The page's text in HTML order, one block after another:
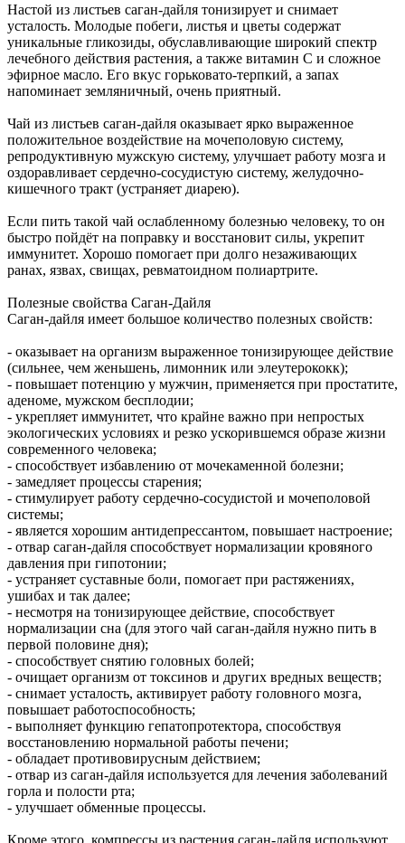
Настой из листьев саган-дайля тонизирует и снимает
усталость. Молодые побеги, листья и цветы содержат
уникальные гликозиды, обуславливающие широкий спектр
лечебного действия растения, а также витамин С и сложное
эфирное масло. Его вкус горьковато-терпкий, а запах
напоминает земляничный, очень приятный.
Чай из листьев саган-дайля оказывает ярко выраженное
положительное воздействие на мочеполовую систему,
репродуктивную мужскую систему, улучшает работу мозга и
оздоравливает сердечно-сосудистую систему, желудочно-
кишечного тракт (устраняет диарею).
Если пить такой чай ослабленному болезнью человеку, то он
быстро пойдёт на поправку и восстановит силы, укрепит
иммунитет. Хорошо помогает при долго незаживающих
ранах, язвах, свищах, ревматоидном полиартрите.
Полезные свойства Саган-Дайля
Саган-дайля имеет большое количество полезных свойств:
- оказывает на организм выраженное тонизирующее действие
(сильнее, чем женьшень, лимонник или элеутерококк);
- повышает потенцию у мужчин, применяется при простатите,
аденоме, мужском бесплодии;
- укрепляет иммунитет, что крайне важно при непростых
экологических условиях и резко ускорившемся образе жизни
современного человека;
- способствует избавлению от мочекаменной болезни;
- замедляет процессы старения;
- стимулирует работу сердечно-сосудистой и мочеполовой
системы;
- является хорошим антидепрессантом, повышает настроение;
- отвар саган-дайля способствует нормализации кровяного
давления при гипотонии;
- устраняет суставные боли, помогает при растяжениях,
ушибах и так далее;
- несмотря на тонизирующее действие, способствует
нормализации сна (для этого чай саган-дайля нужно пить в
первой половине дня);
- способствует снятию головных болей;
- очищает организм от токсинов и других вредных веществ;
- снимает усталость, активирует работу головного мозга,
повышает работоспособность;
- выполняет функцию гепатопротектора, способствуя
восстановлению нормальной работы печени;
- обладает противовирусным действием;
- отвар из саган-дайля используется для лечения заболеваний
горла и полости рта;
- улучшает обменные процессы.
Кроме этого, компрессы из растения саган-дайля используют